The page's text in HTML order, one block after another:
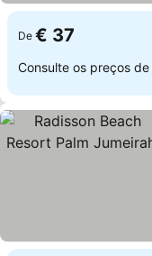
De € 37
Consulte os preços de